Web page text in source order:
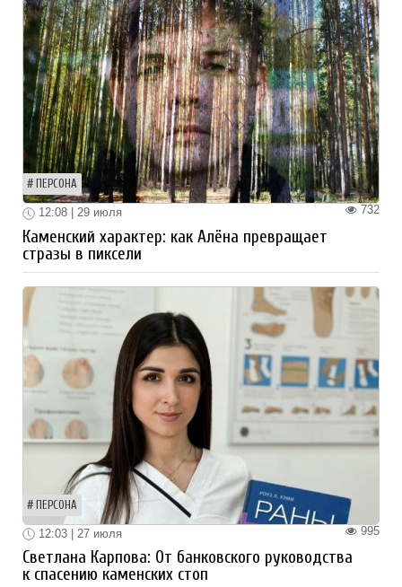
ПЕРСОНА
732
12:08 | 29 июля
Каменский характер: как Алёна превращает
стразы в пиксели
ПЕРСОНА
995
12:03 | 27 июля
Светлана Карпова: От банковского руководства
к спасению каменских стоп